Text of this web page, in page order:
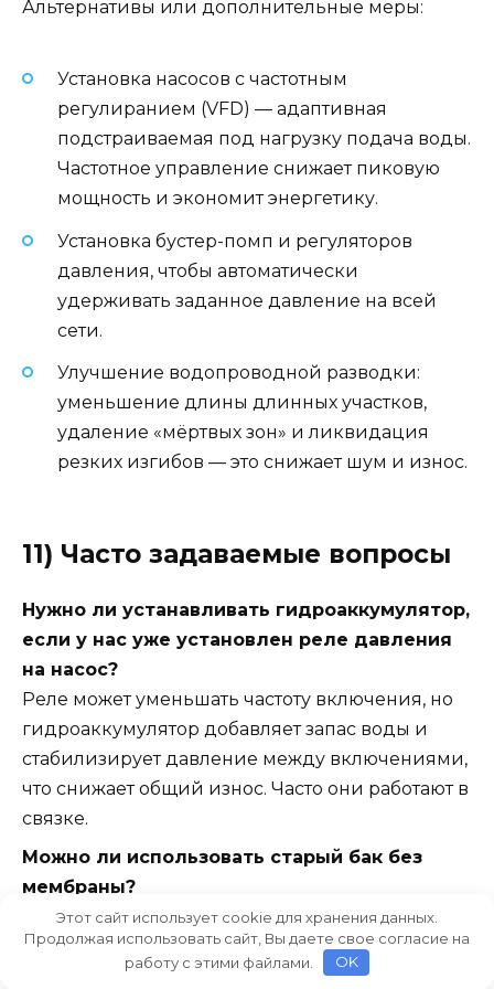
Альтернативы или дополнительные меры:
Установка насосов с частотным
регулиранием (VFD) — адаптивная
подстраиваемая под нагрузку подача воды.
Частотное управление снижает пиковую
мощность и экономит энергетику.
Установка бустер-помп и регуляторов
давления, чтобы автоматически
удерживать заданное давление на всей
сети.
Улучшение водопроводной разводки:
уменьшение длины длинных участков,
удаление «мёртвых зон» и ликвидация
резких изгибов — это снижает шум и износ.
11) Часто задаваемые вопросы
Нужно ли устанавливать гидроаккумулятор,
если у нас уже установлен реле давления
на насос?
Реле может уменьшать частоту включения, но
гидроаккумулятор добавляет запас воды и
стабилизирует давление между включениями,
что снижает общий износ. Часто они работают в
связке.
Можно ли использовать старый бак без
мембраны?
Технически можно, но это ухудшит качество
воды и стойкость к гидроудару. Мембранный
бак — оптимальный выбор для бытовых сетей.
Этот сайт использует cookie для хранения данных.
Продолжая использовать сайт, Вы даете свое согласие на
работу с этими файлами.
OK